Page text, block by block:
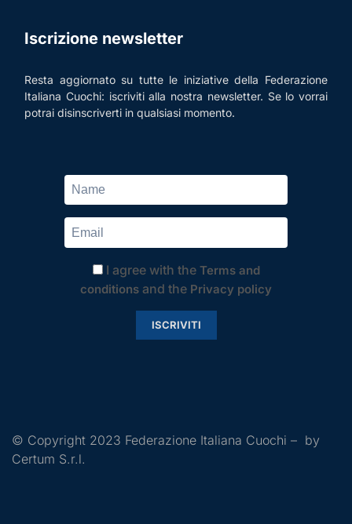
Iscrizione newsletter
Resta aggiornato su tutte le iniziative della Federazione
Italiana Cuochi: iscriviti alla nostra newsletter. Se lo vorrai
potrai disinscriverti in qualsiasi momento.
I agree with the Terms and
conditions and the Privacy policy
ISCRIVITI
© Copyright 2023 Federazione Italiana Cuochi – by
Certum S.r.l.